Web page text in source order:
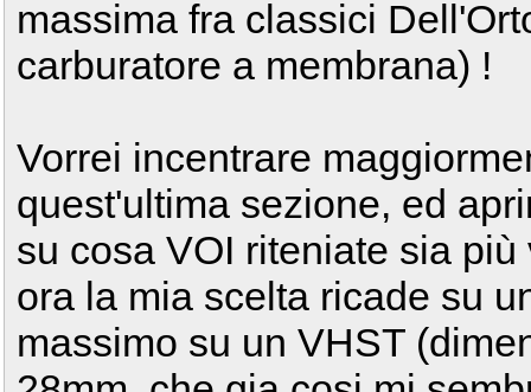
massima fra classici
carburatore a membrana) !
Vorrei incentrare
quest'ultima sezione, ed
su cosa VOI riteniate sia
ora la mia scelta ricade su
massimo su un VHST